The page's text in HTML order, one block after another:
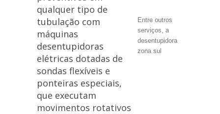
qualquer tipo de
tubulação com
máquinas
desentupidoras
elétricas dotadas de
sondas flexíveis e
ponteiras especiais,
que executam
movimentos rotativos
Entre outros
serviços, a
desentupidora
zona sul